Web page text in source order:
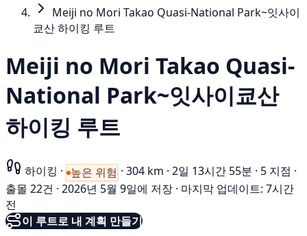
Meiji no Mori Takao Quasi-National Park~잇사이
쿄산 하이킹 루트
Meiji no Mori Takao Quasi-
National Park~잇사이쿄산
하이킹 루트
하이킹 · 높은 위험 · 304 km · 2일 13시간 55분 · 5 지점 ·
출몰 22건 · 2026년 5월 9일에 저장 · 마지막 업데이트: 7시간
전
이 루트로 내 계획 만들기